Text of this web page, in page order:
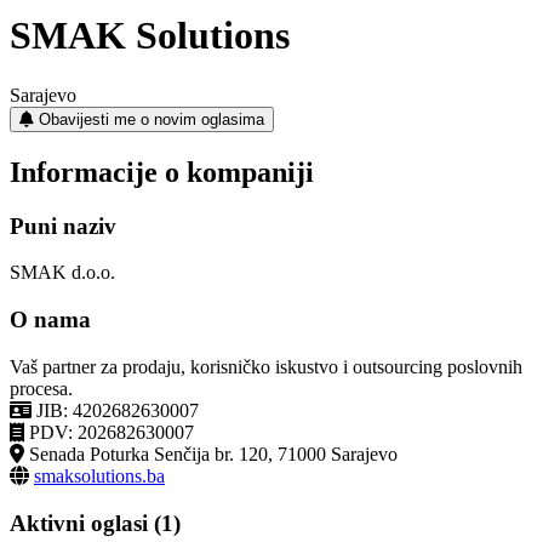
SMAK Solutions
Sarajevo
Obavijesti me o novim oglasima
Informacije o kompaniji
Puni naziv
SMAK d.o.o.
O nama
Vaš partner za prodaju, korisničko iskustvo i outsourcing poslovnih
procesa.
JIB: 4202682630007
PDV: 202682630007
Senada Poturka Senčija br. 120, 71000 Sarajevo
smaksolutions.ba
Aktivni oglasi (1)